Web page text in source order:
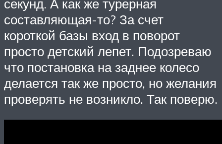
секунд. А как же турерная
составляющая-то? За счет
короткой базы вход в поворот
просто детский лепет. Подозреваю
что постановка на заднее колесо
делается так же просто, но желания
проверять не возникло. Так поверю.